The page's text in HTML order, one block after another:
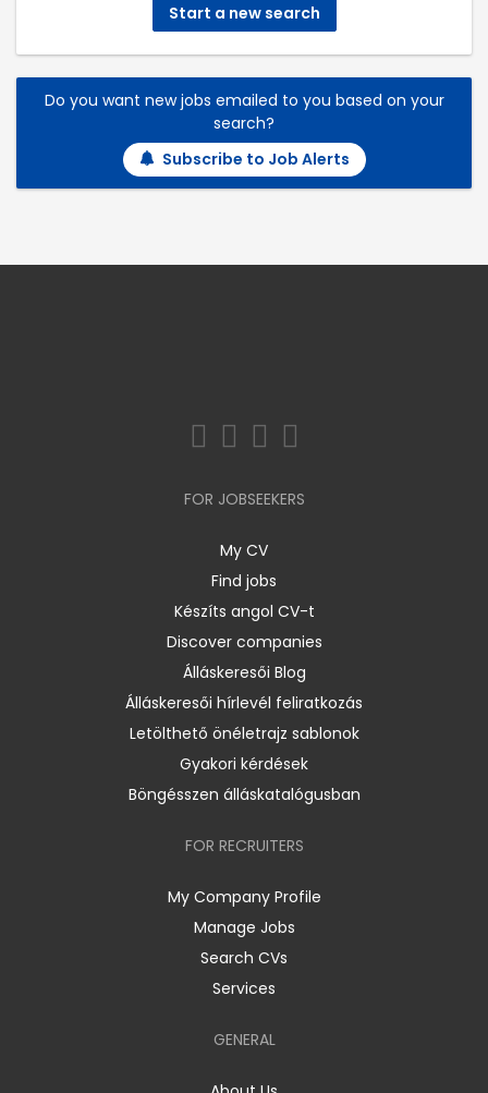
Start a new search
Do you want new jobs emailed to you based on your
search?
Subscribe to Job Alerts
FOR JOBSEEKERS
My CV
Find jobs
Készíts angol CV-t
Discover companies
Álláskeresői Blog
Álláskeresői hírlevél feliratkozás
Letölthető önéletrajz sablonok
Gyakori kérdések
Böngésszen álláskatalógusban
FOR RECRUITERS
My Company Profile
Manage Jobs
Search CVs
Services
GENERAL